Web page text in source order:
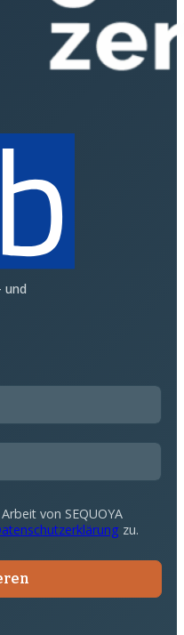
und
von SEQUOYA
zu.